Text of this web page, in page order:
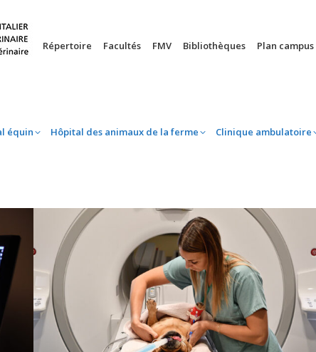
Répertoire Facultés FMV Bibliothèques Plan campus
équin Hôpital des animaux de la ferme Clinique ambulatoire
Hôpital équin